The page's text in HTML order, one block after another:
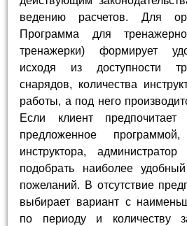
ведению расчетов. Для
Программа для
тренажерки) формирует
исходя из доступности
снарядов, количества
работы, а под него
Если клиент
предложенное
инструктора,
подобрать наиболее
пожеланий. В отсутствие
выбирает вариант с
по периоду и количеству